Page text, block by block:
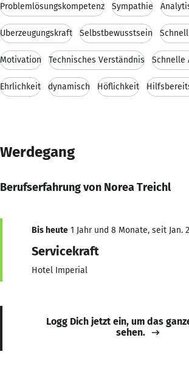
Problemlösungskompetenz Sympathie
Überzeugungskraft Selbstbewusstsein
Motivation Technisches Verständnis Schnelle
Ehrlichkeit dynamisch Höflichkeit
Werdegang
Berufserfahrung von Norea Treichl
Bis heute 1 Jahr und 8 Monate, seit Jan.
Servicekraft
Hotel Imperial
Logg Dich jetzt ein, um das
sehen.